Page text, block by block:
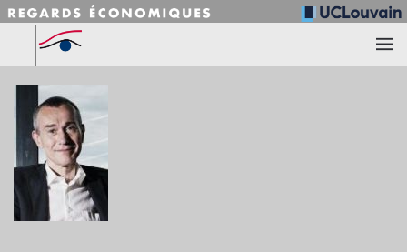
Accéder au contenu principal